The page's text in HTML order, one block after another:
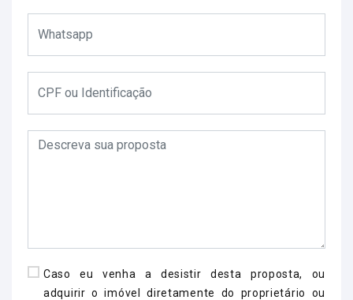
Caso eu venha a desistir desta proposta, ou
adquirir o imóvel diretamente do proprietário ou